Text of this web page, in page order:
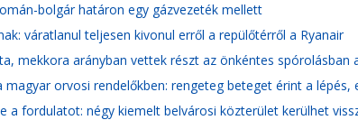
bolgár határon egy gázvezeték mellett
váratlanul teljesen kivonul erről a repülőtérről a Ryanair
mekkora arányban vettek részt az önkéntes spórolásban
magyar orvosi rendelőkben: rengeteg beteget érint a lépés,
a fordulatot: négy kiemelt belvárosi közterület kerülhet